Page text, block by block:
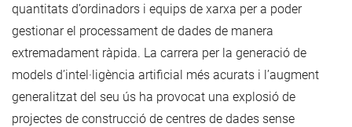
quantitats d’ordinadors i equips de xarxa per a poder
gestionar el processament de dades de manera
extremadament ràpida. La carrera per la generació de
models d’intel·ligència artificial més acurats i l’augment
generalitzat del seu ús ha provocat una explosió de
projectes de construcció de centres de dades sense